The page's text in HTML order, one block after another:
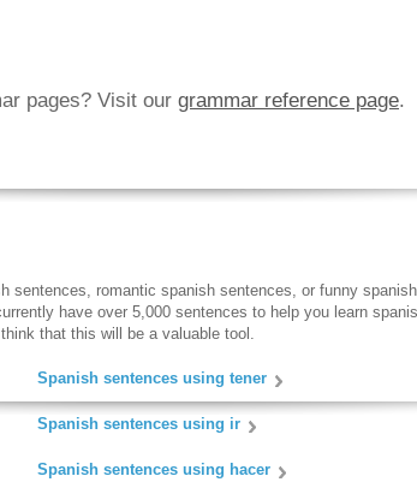
pages? Visit our grammar reference page.
sentences, romantic spanish sentences, or funny
have over 5,000 sentences to help you learn
that this will be a valuable tool.
Spanish sentences using tener
Spanish sentences using ir
Spanish sentences using hacer